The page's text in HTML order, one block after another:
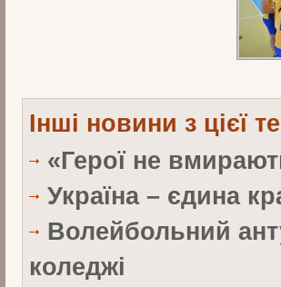
Інші новини з цієї
«Герої не
Україна – єдина
Волейбольний
коледжі